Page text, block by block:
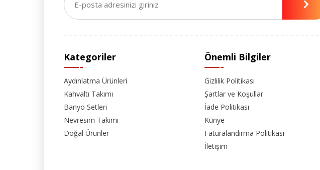
Kategoriler
Aydınlatma Ürünleri
Kahvaltı Takımı
Banyo Setleri
Nevresim Takımı
Doğal Ürünler
Önemli Bilgiler
Gizlilik Politikası
Şartlar ve Koşullar
İade Politikası
Künye
Faturalandırma Politikası
İletişim